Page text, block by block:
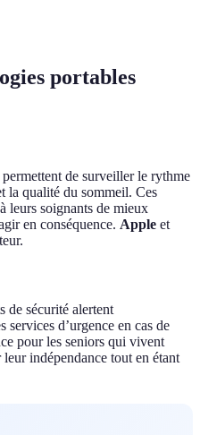
portables
de surveiller le rythme
la qualité du sommeil. Ces
leurs soignants de mieux
en conséquence. Apple et
de sécurité alertent
services d’urgence en cas de
pour les seniors qui vivent
indépendance tout en étant